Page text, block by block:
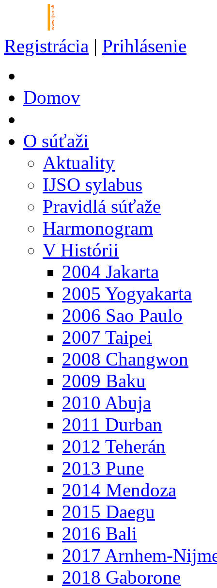
Registrácia | Prihlásenie
Domov
O súťaži
Aktuality
IJSO sylabus
Pravidlá súťaže
Harmonogram
V Histórii
2004 Jakarta
2005 Yogyakarta
2006 Sao Paulo
2007 Taipei
2008 Changwon
2009 Baku
2010 Abuja
2011 Durban
2012 Teherán
2013 Pune
2014 Mendoza
2015 Daegu
2016 Bali
2017 Arnhem-
2018 Gaborone